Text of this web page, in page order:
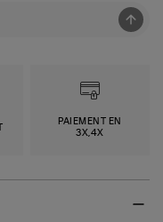
PAIEMENT EN
3X,4X